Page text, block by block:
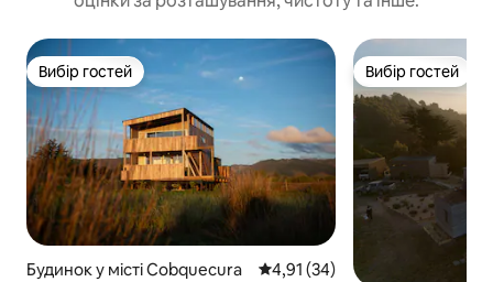
Вибір гостей
Вибір гостей
Будинок у місті Cobquecura Середня оцінка: 4,91 з 5,
4,91 (34)
Вибір гостей
Вибір гостей